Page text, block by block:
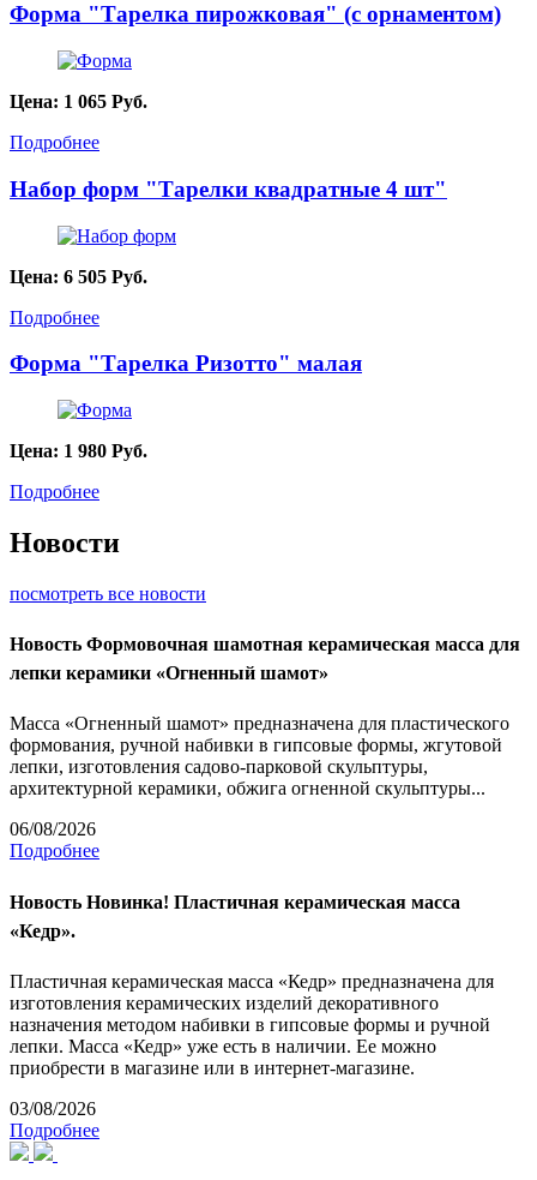
Форма "Тарелка пирожковая" (с орнаментом)
Цена: 1 065 Руб.
Подробнее
Набор форм "Тарелки квадратные 4 шт"
Цена: 6 505 Руб.
Подробнее
Форма "Тарелка Ризотто" малая
Цена: 1 980 Руб.
Подробнее
Новости
посмотреть все новости
Новость Формовочная шамотная керамическая масса для
лепки керамики «Огненный шамот»
Масса «Огненный шамот» предназначена для пластического
формования, ручной набивки в гипсовые формы, жгутовой
лепки, изготовления садово-парковой скульптуры,
архитектурной керамики, обжига огненной скульптуры...
06/08/2026
Подробнее
Новость Новинка! Пластичная керамическая масса
«Кедр».
Пластичная керамическая масса «Кедр» предназначена для
изготовления керамических изделий декоративного
назначения методом набивки в гипсовые формы и ручной
лепки. Масса «Кедр» уже есть в наличии. Ее можно
приобрести в магазине или в интернет-магазине.
03/08/2026
Подробнее